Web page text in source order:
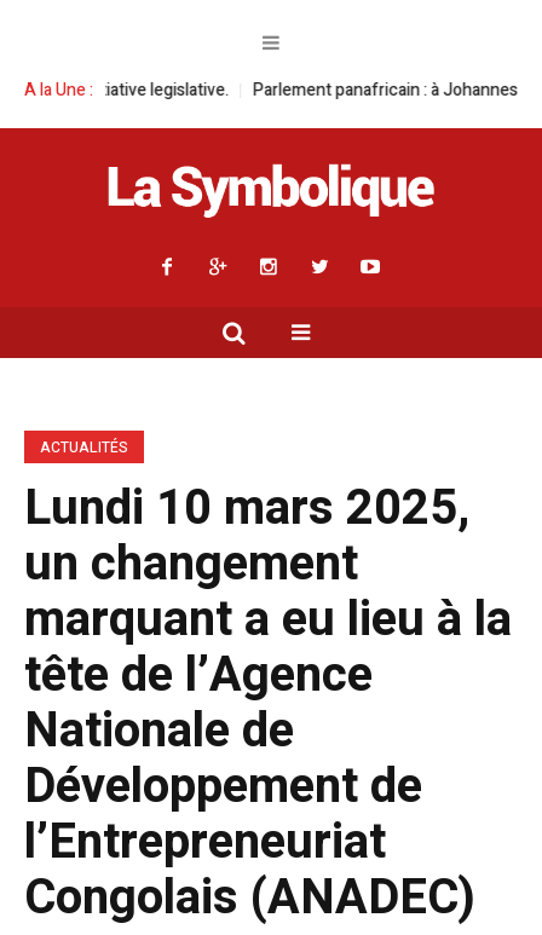
A la Une : Parlement panafricain : à Johannesburg, Aimé Boji
ACTUALITÉS
Lundi 10 mars 2025,
un changement
marquant a eu lieu à la
tête de l’Agence
Nationale de
Développement de
l’Entrepreneuriat
Congolais (ANADEC)